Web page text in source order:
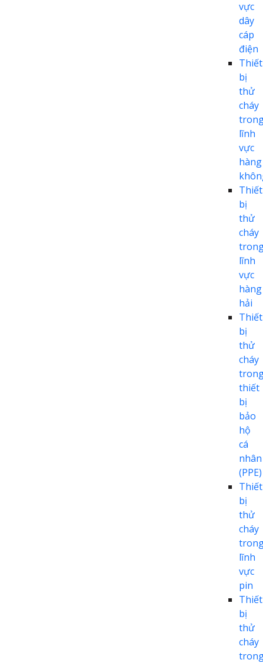
vực
dây
cáp
điện
Thiết
bị
thử
cháy
lĩnh
vực
hàng
Thiết
bị
thử
cháy
lĩnh
vực
hàng
hải
Thiết
bị
thử
cháy
thiết
bị
bảo
hộ
cá
nhân
(PPE)
Thiết
bị
thử
cháy
lĩnh
vực
pin
Thiết
bị
thử
cháy